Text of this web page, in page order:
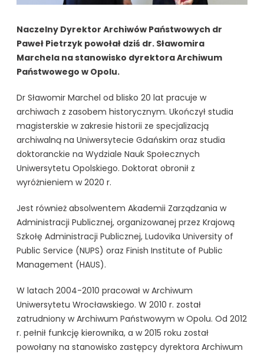
Naczelny Dyrektor Archiwów Państwowych dr
Paweł Pietrzyk powołał dziś dr. Sławomira
Marchela na stanowisko dyrektora Archiwum
Państwowego w Opolu.
Dr Sławomir Marchel od blisko 20 lat pracuje w
archiwach z zasobem historycznym. Ukończył studia
magisterskie w zakresie historii ze specjalizacją
archiwalną na Uniwersytecie Gdańskim oraz studia
doktoranckie na Wydziale Nauk Społecznych
Uniwersytetu Opolskiego. Doktorat obronił z
wyróżnieniem w 2020 r.
Jest również absolwentem Akademii Zarządzania w
Administracji Publicznej, organizowanej przez Krajową
Szkołę Administracji Publicznej, Ludovika University of
Public Service (NUPS) oraz Finish Institute of Public
Management (HAUS).
W latach 2004-2010 pracował w Archiwum
Uniwersytetu Wrocławskiego. W 2010 r. został
zatrudniony w Archiwum Państwowym w Opolu. Od 2012
r. pełnił funkcję kierownika, a w 2015 roku został
powołany na stanowisko zastępcy dyrektora Archiwum